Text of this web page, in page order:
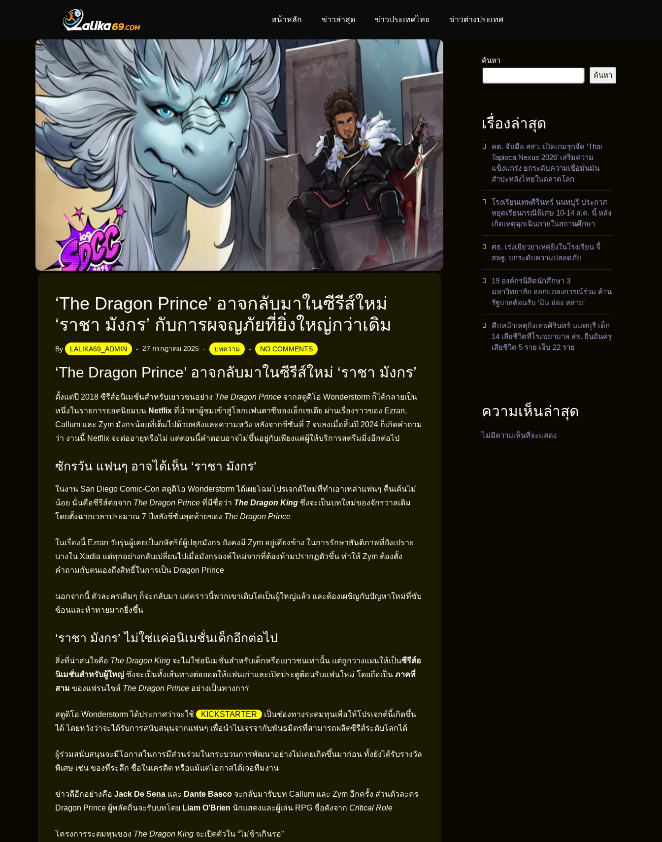
หน้าหลัก ข่าวล่าสุด ข่าวประเทศไทย ข่าวต่างประเทศ
‘The Dragon Prince’ อาจกลับมาในซีรีส์ใหม่
‘ราชา มังกร’ กับการผจญภัยที่ยิ่งใหญ่กว่าเดิม
By LALIKA69_ADMIN 27 กรกฎาคม 2025 บทความ NO COMMENTS
‘The Dragon Prince’ อาจกลับมาในซีรีส์ใหม่ ‘ราชา มังกร’
ตั้งแต่ปี 2018 ซีรีส์อนิเมชั่นสำหรับเยาวชนอย่าง The Dragon Prince จากสตูดิโอ Wonderstorm ก็ได้กลายเป็น
หนึ่งในรายการยอดนิยมบน Netflix ที่นำพาผู้ชมเข้าสู่โลกแฟนตาซีของเอ็กเซเดีย ผ่านเรื่องราวของ Ezran,
Callum และ Zym มังกรน้อยที่เต็มไปด้วยพลังและความหวัง หลังจากซีซั่นที่ 7 จบลงเมื่อสิ้นปี 2024 ก็เกิดคำถาม
ว่า งานนี้ Netflix จะต่ออายุหรือไม่ แต่ตอนนี้คำตอบอาจไม่ขึ้นอยู่กับเพียงแค่ผู้ให้บริการสตรีมมิ่งอีกต่อไป
ซักรวัน แฟนๆ อาจได้เห็น ‘ราชา มังกร’
ในงาน San Diego Comic-Con สตูดิโอ Wonderstorm ได้เผยโฉมโปรเจกต์ใหม่ที่ทำเอาเหล่าแฟนๆ ตื่นเต้นไม่
น้อย นั่นคือซีรีส์ต่อจาก The Dragon Prince ที่มีชื่อว่า The Dragon King ซึ่งจะเป็นบทใหม่ของจักรวาลเดิม
โดยตั้งฉากเวลาประมาณ 7 ปีหลังซีซั่นสุดท้ายของ The Dragon Prince
ในเรื่องนี้ Ezran วัยรุ่นผู้เคยเป็นกษัตริย์ผู้ปลุกมังกร ยังคงมี Zym อยู่เคียงข้าง ในการรักษาสันติภาพที่ยังเปราะ
บางใน Xadia แต่ทุกอย่างกลับเปลี่ยนไปเมื่อมังกรองค์ใหม่จากที่ต้องห้ามปรากฏตัวขึ้น ทำให้ Zym ต้องตั้ง
คำถามกับตนเองถึงสิทธิ์ในการเป็น Dragon Prince
นอกจากนี้ ตัวละครเดิมๆ ก็จะกลับมา แต่คราวนี้พวกเขาเติบโตเป็นผู้ใหญ่แล้ว และต้องเผชิญกับปัญหาใหม่ที่ซับ
ซ้อนและท้าทายมากยิ่งขึ้น
‘ราชา มังกร’ ไม่ใช่แค่อนิเมชั่นเด็กอีกต่อไป
สิ่งที่น่าสนใจคือ The Dragon King จะไม่ใช่อนิเมชั่นสำหรับเด็กหรือเยาวชนเท่านั้น แต่ถูกวางแผนให้เป็นซีรีส์อ
นิเมชั่นสำหรับผู้ใหญ่ ซึ่งจะเป็นทั้งเส้นทางต่อยอดให้แฟนเก่าและเปิดประตูต้อนรับแฟนใหม่ โดยถือเป็น ภาคที่
สาม ของแฟรนไชส์ The Dragon Prince อย่างเป็นทางการ
สตูดิโอ Wonderstorm ได้ประกาศว่าจะใช้ KICKSTARTER
เป็นช่องทางระดมทุนเพื่อให้โปรเจกต์นี้เกิดขึ้น
ได้ โดยหวังว่าจะได้รับการสนับสนุนจากแฟนๆ เพื่อนำไปเจรจากับพันธมิตรที่สามารถผลิตซีรีส์ระดับโลกได้
ผู้ร่วมสนับสนุนจะมีโอกาสในการมีส่วนร่วมในกระบวนการพัฒนาอย่างไม่เคยเกิดขึ้นมาก่อน ทั้งยังได้รับรางวัล
พิเศษ เช่น ของที่ระลึก ชื่อในเครดิต หรือแม้แต่โอกาสได้เจอทีมงาน
ข่าวดีอีกอย่างคือ Jack De Sena และ Dante Basco จะกลับมารับบท Callum และ Zym อีกครั้ง ส่วนตัวละคร
Dragon Prince ผู้พลัดถิ่นจะรับบทโดย Liam O’Brien นักแสดงและผู้เล่น RPG ชื่อดังจาก Critical Role
โครงการระดมทุนของ The Dragon King จะเปิดตัวใน “ไม่ช้าเกินรอ”
ค้นหา
ค้นหา
เรื่องล่าสุด
คต. จับมือ สสว. เปิดเกมรุกจัด ‘Thai
Tapioca Nexus 2026’ เสริมความ
แข็งแกร่ง ยกระดับความเชื่อมั่นมัน
สำปะหลังไทยในตลาดโลก
โรงเรียนเทพศิรินทร์ นนทบุรี ประกาศ
หยุดเรียนกรณีพิเศษ 10-14 ส.ค. นี้ หลัง
เกิดเหตุฉุกเฉินภายในสถานศึกษา
ศธ. เร่งเยียวยาเหตุยิงในโรงเรียน จี้
สพฐ. ยกระดับความปลอดภัย
19 องค์กรนิสิตนักศึกษา 3
มหาวิทยาลัย ออกแถลงการณ์ร่วม ค้าน
รัฐบาลต้อนรับ ‘มิน อ่อง หล่าย’
คืบหน้าเหตุยิงเทพศิรินทร์ นนทบุรี เด็ก
14 เสียชีวิตที่โรงพยาบาล สธ. ยืนยันครู
เสียชีวิต 5 ราย เจ็บ 22 ราย
ความเห็นล่าสุด
ไม่มีความเห็นที่จะแสดง